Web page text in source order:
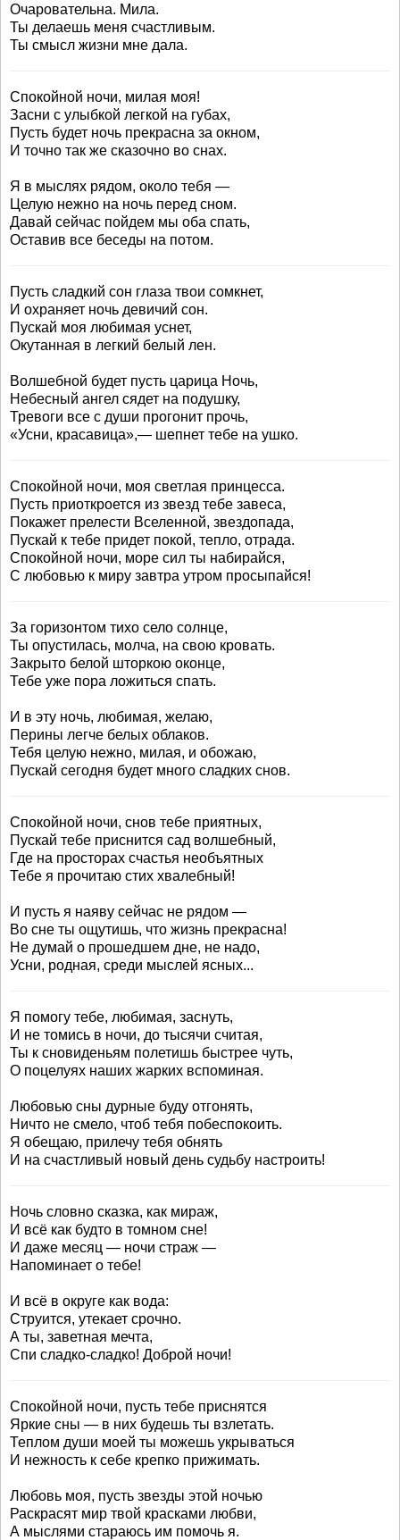
Очаровательна. Мила.
Ты делаешь меня счастливым.
Ты смысл жизни мне дала.
Спокойной ночи, милая моя!
Засни с улыбкой легкой на губах,
Пусть будет ночь прекрасна за окном,
И точно так же сказочно во снах.
Я в мыслях рядом, около тебя —
Целую нежно на ночь перед сном.
Давай сейчас пойдем мы оба спать,
Оставив все беседы на потом.
Пусть сладкий сон глаза твои сомкнет,
И охраняет ночь девичий сон.
Пускай моя любимая уснет,
Окутанная в легкий белый лен.
Волшебной будет пусть царица Ночь,
Небесный ангел сядет на подушку,
Тревоги все с души прогонит прочь,
«Усни, красавица»,— шепнет тебе на ушко.
Спокойной ночи, моя светлая принцесса.
Пусть приоткроется из звезд тебе завеса,
Покажет прелести Вселенной, звездопада,
Пускай к тебе придет покой, тепло, отрада.
Спокойной ночи, море сил ты набирайся,
С любовью к миру завтра утром просыпайся!
За горизонтом тихо село солнце,
Ты опустилась, молча, на свою кровать.
Закрыто белой шторкою оконце,
Тебе уже пора ложиться спать.
И в эту ночь, любимая, желаю,
Перины легче белых облаков.
Тебя целую нежно, милая, и обожаю,
Пускай сегодня будет много сладких снов.
Спокойной ночи, снов тебе приятных,
Пускай тебе приснится сад волшебный,
Где на просторах счастья необъятных
Тебе я прочитаю стих хвалебный!
И пусть я наяву сейчас не рядом —
Во сне ты ощутишь, что жизнь прекрасна!
Не думай о прошедшем дне, не надо,
Усни, родная, среди мыслей ясных...
Я помогу тебе, любимая, заснуть,
И не томись в ночи, до тысячи считая,
Ты к сновиденьям полетишь быстрее чуть,
О поцелуях наших жарких вспоминая.
Любовью сны дурные буду отгонять,
Ничто не смело, чтоб тебя побеспокоить.
Я обещаю, прилечу тебя обнять
И на счастливый новый день судьбу настроить!
Ночь словно сказка, как мираж,
И всё как будто в томном сне!
И даже месяц — ночи страж —
Напоминает о тебе!
И всё в округе как вода:
Струится, утекает срочно.
А ты, заветная мечта,
Спи сладко-сладко! Доброй ночи!
Спокойной ночи, пусть тебе приснятся
Яркие сны — в них будешь ты взлетать.
Теплом души моей ты можешь укрываться
И нежность к себе крепко прижимать.
Любовь моя, пусть звезды этой ночью
Раскрасят мир твой красками любви,
А мыслями стараюсь им помочь я.